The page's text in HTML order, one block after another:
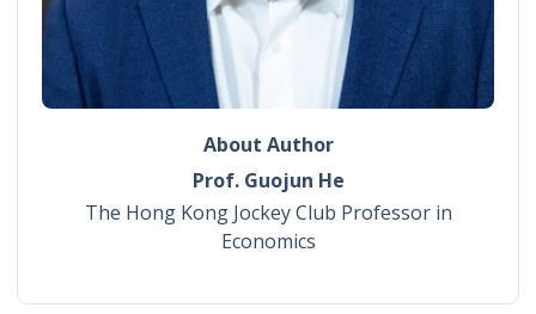
About Author
Prof. Guojun He
The Hong Kong Jockey Club Professor in
Economics